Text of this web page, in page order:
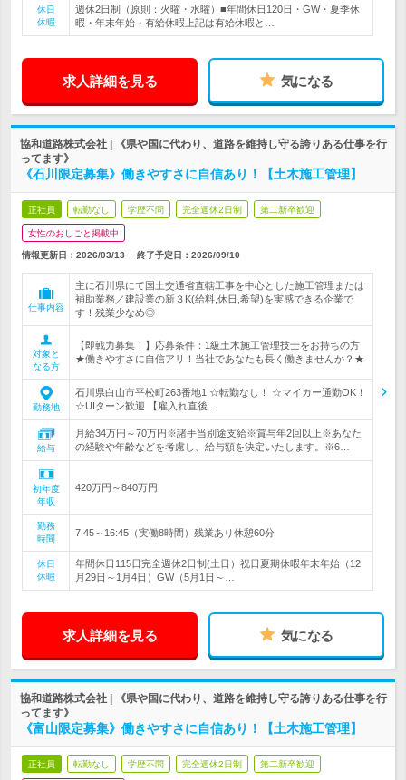
休日
休暇
週休2日制（原則：火曜・水曜）■年間休日120日・GW・夏季休
暇・年末年始・有給休暇上記は有給休暇と…
求人詳細を見る 気になる
協和道路株式会社 | 《県や国に代わり、道路を維持し守る誇りある仕事を行
ってます》
《石川限定募集》働きやすさに自信あり！【土木施工管理】
正社員 転勤なし 学歴不問 完全週休2日制 第二新卒歓迎
女性のおしごと掲載中
情報更新日：2026/03/13 終了予定日： 2026/09/10
仕事内容
主に石川県にて国土交通省直轄工事を中心とした施工管理または
補助業務／建設業の新３K(給料,休日,希望)を実感できる企業で
す！残業少なめ◎
対象と
なる方
【即戦力募集！】応募条件：1級土木施工管理技士をお持ちの方
★働きやすさに自信アリ！当社であなたも長く働きませんか？★
勤務地
石川県白山市平松町263番地1 ☆転勤なし！ ☆マイカー通勤OK！
☆UIターン歓迎 【雇入れ直後…
給与
月給34万円～70万円※諸手当別途支給※賞与年2回以上※あなた
の経験や年齢などを考慮し、給与額を決定いたします。※6…
初年度
年収
420万円～840万円
勤務
時間
7:45～16:45（実働8時間）残業あり休憩60分
休日
休暇
年間休日115日完全週休2日制(土日）祝日夏期休暇年末年始（12
月29日～1月4日）GW（5月1日～…
求人詳細を見る 気になる
協和道路株式会社 | 《県や国に代わり、道路を維持し守る誇りある仕事を行
ってます》
《富山限定募集》働きやすさに自信あり！【土木施工管理】
正社員 転勤なし 学歴不問 完全週休2日制 第二新卒歓迎